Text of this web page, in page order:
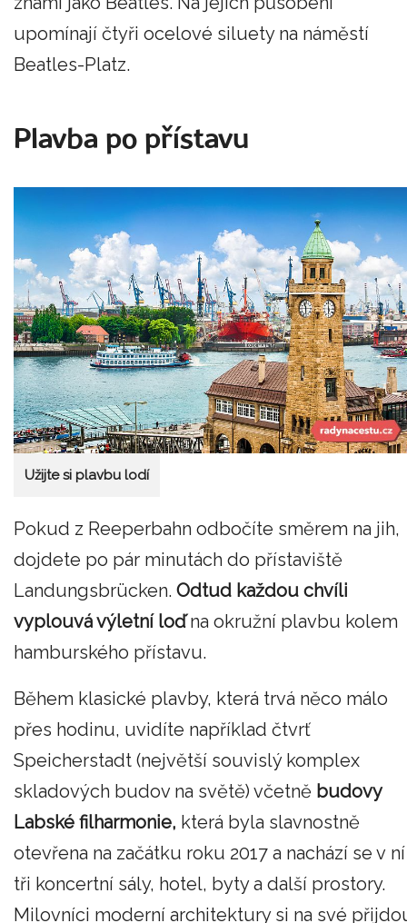
upomínají čtyři ocelové siluety na náměstí
Beatles-Platz.
Plavba po přístavu
Užijte si plavbu lodí
Pokud z Reeperbahn odbočíte směrem na jih,
dojdete po pár minutách do přístaviště
Landungsbrücken. Odtud každou chvíli
vyplouvá výletní loďna okružní plavbu kolem
hamburského přístavu.
Během klasické plavby, která trvá něco málo
přes hodinu, uvidíte například čtvrť
Speicherstadt (největší souvislý komplex
skladových budov na světě) včetně budovy
Labské filharmonie, která byla slavnostně
otevřena na začátku roku 2017 a nachází se v ní
tři koncertní sály, hotel, byty a další prostory.
Milovníci moderní architektury si na své